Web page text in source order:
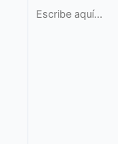
aquí...